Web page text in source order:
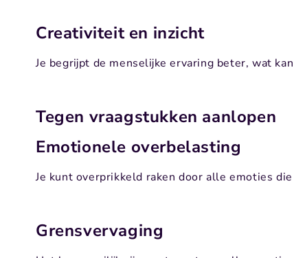
Creativiteit en inzicht
Je begrijpt de menselijke ervaring beter, wat
Tegen vraagstukken aanlopen
Emotionele overbelasting
Je kunt overprikkeld raken door alle emoties
Grensvervaging